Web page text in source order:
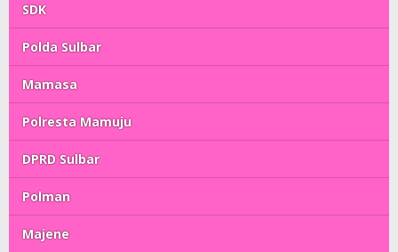
SDK
Polda Sulbar
Mamasa
Polresta Mamuju
DPRD Sulbar
Polman
Majene